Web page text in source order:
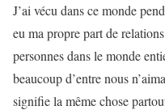
J’ai vécu dans ce monde
eu ma propre part de
personnes dans le monde
beaucoup d’entre nous
signifie la même chose